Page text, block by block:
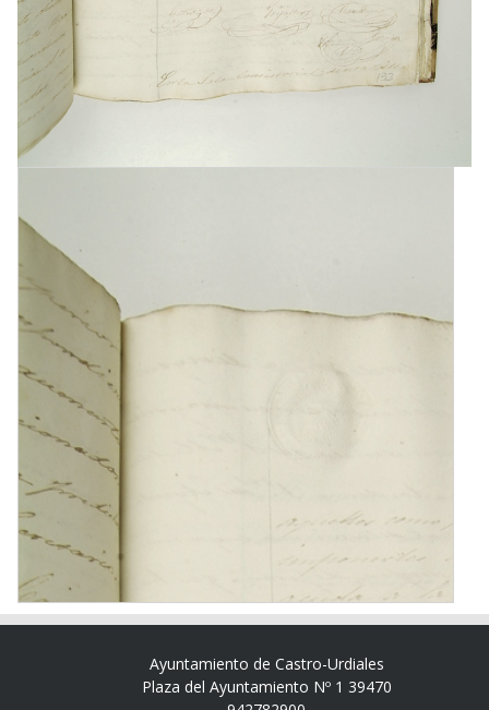
Ayuntamiento de Castro-Urdiales
Plaza del Ayuntamiento Nº 1 39470